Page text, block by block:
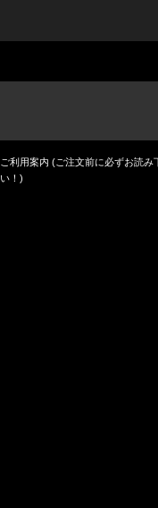
ご利用案内 (ご注文前に必ずお読み
い！)